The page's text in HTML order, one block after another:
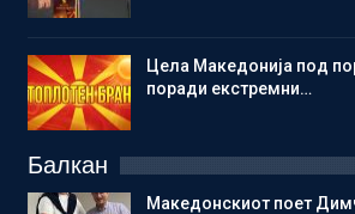
Цела Македонија под
поради екстремни…
Балкан
Македонскиот поет